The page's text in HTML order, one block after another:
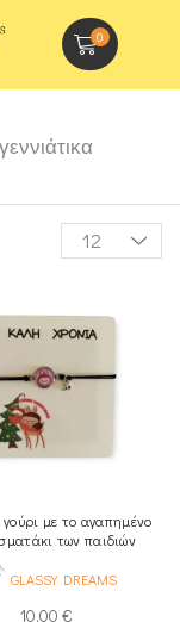
0
γούρι με το αγαπημένο
των παιδιών
GLASSY DREAMS
10,00 €